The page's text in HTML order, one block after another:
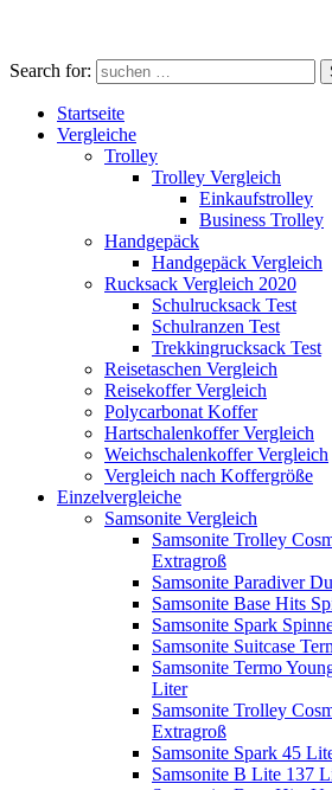
Search for:
Startseite
Vergleiche
Trolley
Trolley Vergleich
Einkaufstrolley
Business Trolley
Handgepäck
Handgepäck Vergleich
Rucksack Vergleich 2020
Schulrucksack Test
Schulranzen Test
Trekkingrucksack Test
Reisetaschen Vergleich
Reisekoffer Vergleich
Polycarbonat Koffer
Hartschalenkoffer Vergleich
Weichschalenkoffer Vergleich
Vergleich nach Koffergröße
Einzelvergleiche
Samsonite Vergleich
Samsonite Trolley
Extragroß
Samsonite Paradiver
Samsonite Base Hits
Samsonite Spark
Samsonite Suitcase
Samsonite Termo
Liter
Samsonite Trolley
Extragroß
Samsonite Spark 45
Samsonite B Lite 137